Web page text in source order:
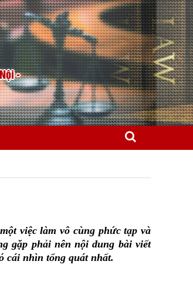
-
việc làm vô cùng phức tạp và
gặp phải nên nội dung bài viết
cái nhìn tổng quát nhất.